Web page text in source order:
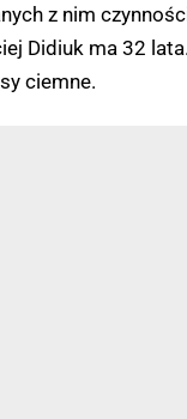
z nim
Didiuk ma 32
ciemne.